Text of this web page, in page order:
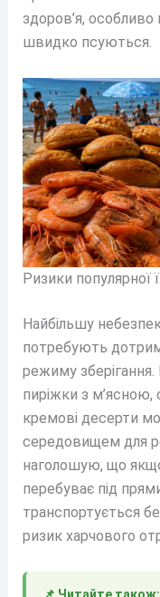
здоров’я,
швидко псуються.
Ризики популярної
Найбільшу
потребують
режиму
пиріжки з
кремові десерти
середовищем для
наголошую, що
перебуває під
транспортується
ризик харчового